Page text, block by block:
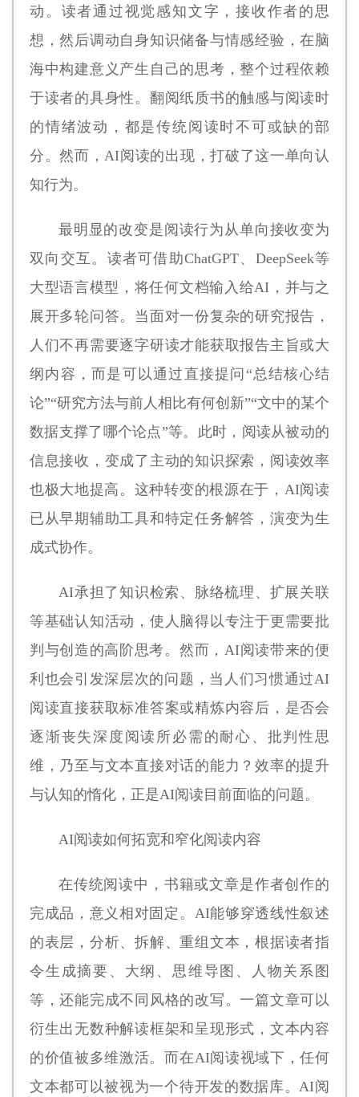
动。读者通过视觉感知文字，接收作者的思
想，然后调动自身知识储备与情感经验，在脑
海中构建意义产生自己的思考，整个过程依赖
于读者的具身性。翻阅纸质书的触感与阅读时
的情绪波动，都是传统阅读时不可或缺的部
分。然而，AI阅读的出现，打破了这一单向认
知行为。
最明显的改变是阅读行为从单向接收变为
双向交互。读者可借助ChatGPT、DeepSeek等
大型语言模型，将任何文档输入给AI，并与之
展开多轮问答。当面对一份复杂的研究报告，
人们不再需要逐字研读才能获取报告主旨或大
纲内容，而是可以通过直接提问“总结核心结
论”“研究方法与前人相比有何创新”“文中的某个
数据支撑了哪个论点”等。此时，阅读从被动的
信息接收，变成了主动的知识探索，阅读效率
也极大地提高。这种转变的根源在于，AI阅读
已从早期辅助工具和特定任务解答，演变为生
成式协作。
AI承担了知识检索、脉络梳理、扩展关联
等基础认知活动，使人脑得以专注于更需要批
判与创造的高阶思考。然而，AI阅读带来的便
利也会引发深层次的问题，当人们习惯通过AI
阅读直接获取标准答案或精炼内容后，是否会
逐渐丧失深度阅读所必需的耐心、批判性思
维，乃至与文本直接对话的能力？效率的提升
与认知的惰化，正是AI阅读目前面临的问题。
AI阅读如何拓宽和窄化阅读内容
在传统阅读中，书籍或文章是作者创作的
完成品，意义相对固定。AI能够穿透线性叙述
的表层，分析、拆解、重组文本，根据读者指
令生成摘要、大纲、思维导图、人物关系图
等，还能完成不同风格的改写。一篇文章可以
衍生出无数种解读框架和呈现形式，文本内容
的价值被多维激活。而在AI阅读视域下，任何
文本都可以被视为一个待开发的数据库。AI阅